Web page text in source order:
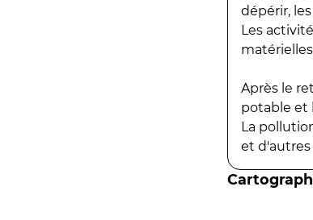
dépérir,
Les
Après le
potable et
La
et d'autres